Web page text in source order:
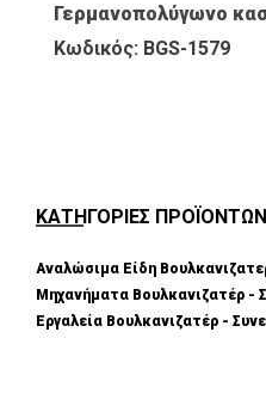
Γερμανοπολύγωνο
Κωδικός: BGS-1579
ΚΑΤΗΓΟΡΙΕΣ ΠΡΟΪΟΝΤΩΝ
Αναλώσιμα Είδη
Μηχανήματα Βουλκανιζατέρ -
Εργαλεία Βουλκανιζατέρ -